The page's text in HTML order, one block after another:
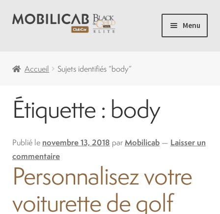
Aller
Aller
Menu
Voiturette de Golf
Voiturettes Neuves
Ouvrir
enfant
Pièces
Ouvrir
le
Solde
Accueil Sujets identifiés “body”
Étiquette : body
Publié le novembre 13, 2018 parMobilicab — Laisser un
commentaire
Personnalisez votre
voiturette de golf